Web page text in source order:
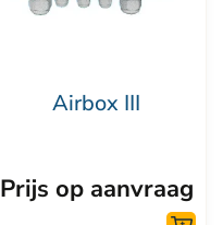
Airbox III
Prijs op aanvraag